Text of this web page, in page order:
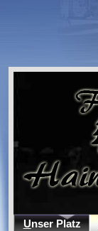
Unser Platz